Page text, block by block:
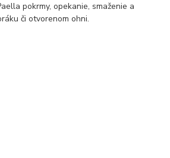
pokrmy, opekanie, smaženie a
či otvorenom ohni.